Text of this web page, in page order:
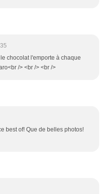
chocolat l'emporte à chaque
/> <br /> <br />
best of! Que de belles photos!